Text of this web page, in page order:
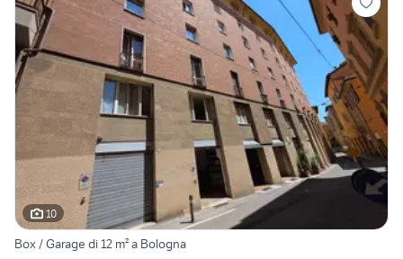
10
Box / Garage di 12 m² a Bologna